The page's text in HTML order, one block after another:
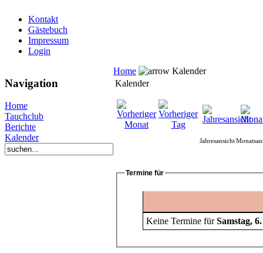
Kontakt
Gästebuch
Impressum
Login
Navigation
Home
Tauchclub
Berichte
Kalender
Home
Kalender
Kalender
Jahresansicht
Termine für
Keine Termine fürSamstag,